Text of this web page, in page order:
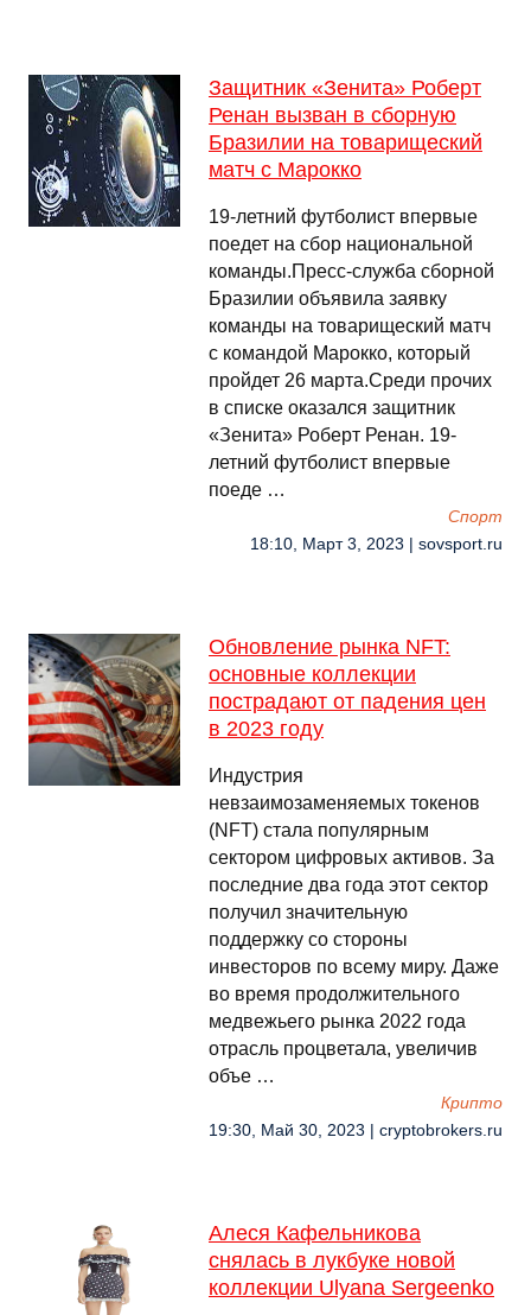
Защитник «Зенита» Роберт
Ренан вызван в сборную
Бразилии на товарищеский
матч с Марокко
19-летний футболист впервые
поедет на сбор национальной
команды.Пресс-служба сборной
Бразилии объявила заявку
команды на товарищеский матч
с командой Марокко, который
пройдет 26 марта.Среди прочих
в списке оказался защитник
«Зенита» Роберт Ренан. 19-
летний футболист впервые
поеде …
Спорт
18:10, Март 3, 2023 | sovsport.ru
Обновление рынка NFT:
основные коллекции
пострадают от падения цен
в 2023 году
Индустрия
невзаимозаменяемых токенов
(NFT) стала популярным
сектором цифровых активов. За
последние два года этот сектор
получил значительную
поддержку со стороны
инвесторов по всему миру. Даже
во время продолжительного
медвежьего рынка 2022 года
отрасль процветала, увеличив
объе …
Крипто
19:30, Май 30, 2023 | cryptobrokers.ru
Алеся Кафельникова
снялась в лукбуке новой
коллекции Ulyana Sergeenko